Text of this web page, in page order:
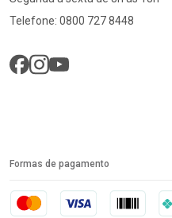
Telefone: 0800 727 8448
Formas de pagamento